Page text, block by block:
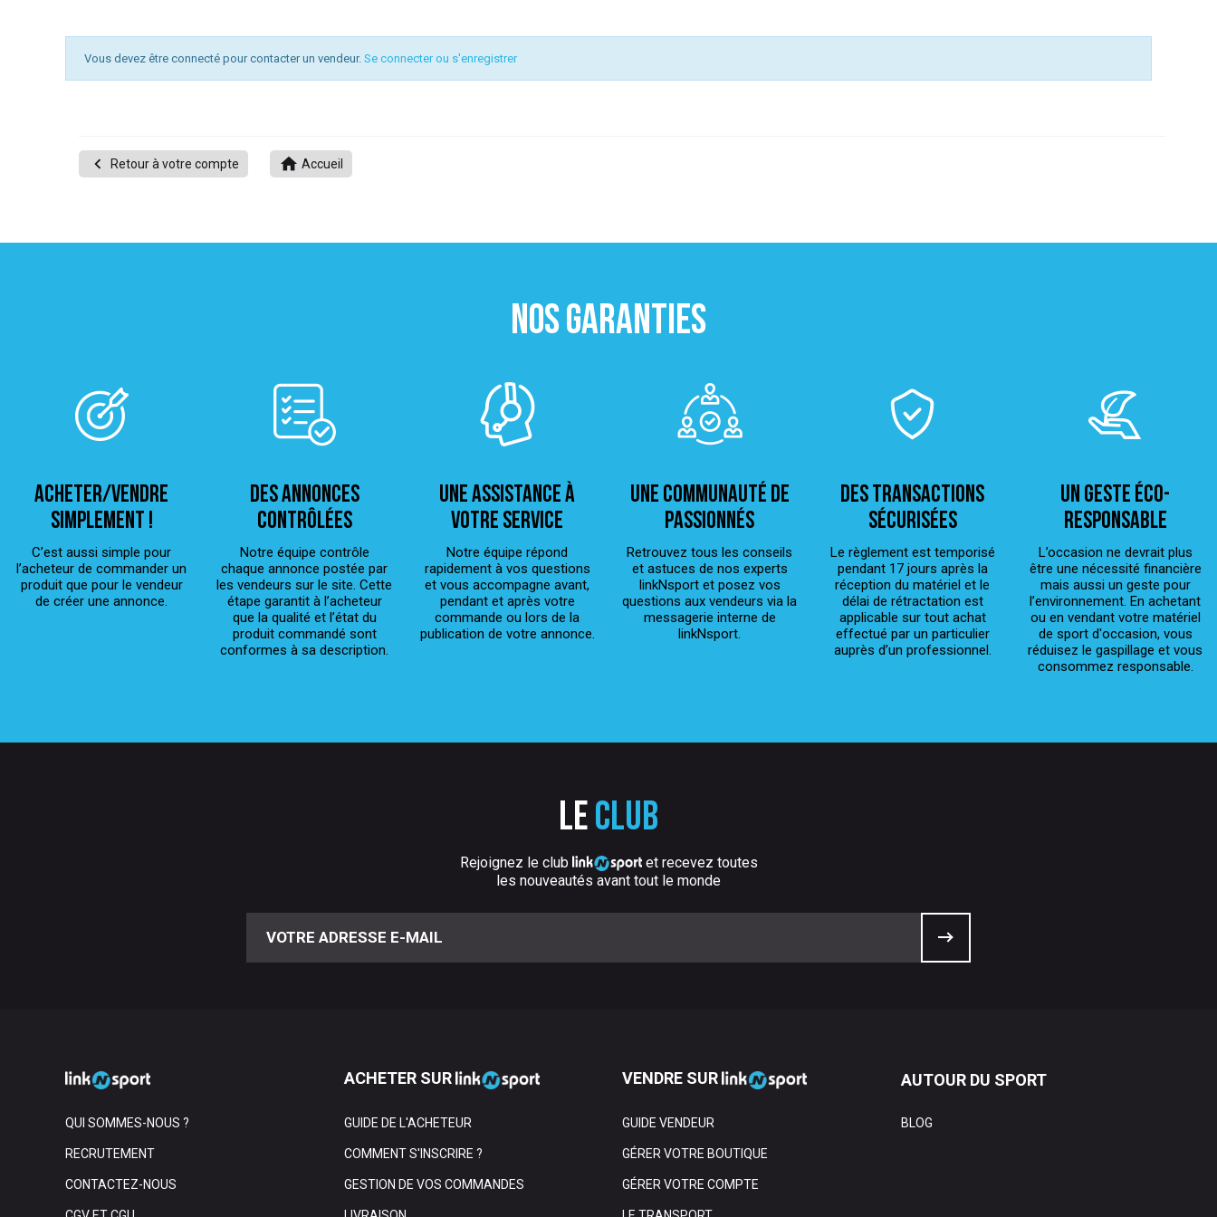
Vous devez être connecté pour contacter un vendeur. Se connecter ou s'enregistrer
 Retour à votre compte  Accueil
NOS GARANTIES
ACHETER/VENDRE
simplement !
C’est aussi simple pour
l’acheteur de commander un
produit que pour le vendeur
de créer une annonce.
Des annonces
contrôlées
Notre équipe contrôle
chaque annonce postée par
les vendeurs sur le site. Cette
étape garantit à l’acheteur
que la qualité et l’état du
produit commandé sont
conformes à sa description.
Une assistance à
votre service
Notre équipe répond
rapidement à vos questions
et vous accompagne avant,
pendant et après votre
commande ou lors de la
publication de votre annonce.
Une Communauté de
passionnés
Retrouvez tous les conseils
et astuces de nos experts
linkNsport et posez vos
questions aux vendeurs via la
messagerie interne de
linkNsport.
Des transactions
sécurisées
Le règlement est temporisé
pendant 17 jours après la
réception du matériel et le
délai de rétractation est
applicable sur tout achat
effectué par un particulier
auprès d’un professionnel.
Un geste éco-
responsable
L’occasion ne devrait plus
être une nécessité financière
mais aussi un geste pour
l’environnement. En achetant
ou en vendant votre matériel
de sport d'occasion, vous
réduisez le gaspillage et vous
consommez responsable.
Le club
Rejoignez le club
et recevez toutes
les nouveautés avant tout le monde
QUI SOMMES-NOUS ?
RECRUTEMENT
CONTACTEZ-NOUS
ACHETER SUR
GUIDE DE L'ACHETEUR
COMMENT S'INSCRIRE ?
GESTION DE VOS COMMANDES
VENDRE SUR
GUIDE VENDEUR
GÉRER VOTRE BOUTIQUE
GÉRER VOTRE COMPTE
AUTOUR DU SPORT
BLOG